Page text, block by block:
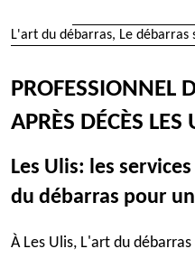
L'art du débarras, Le débarras
PROFESSIONNEL
APRÈS DÉCÈS
Les Ulis: les
du débarras pour
À Les Ulis, L'art du